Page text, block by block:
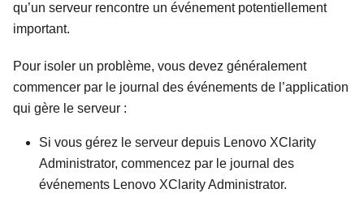
qu’un serveur rencontre un événement potentiellement
important.
Pour isoler un problème, vous devez généralement
commencer par le journal des événements de l’application
qui gère le serveur :
Si vous gérez le serveur depuis Lenovo XClarity
Administrator, commencez par le journal des
événements Lenovo XClarity Administrator.